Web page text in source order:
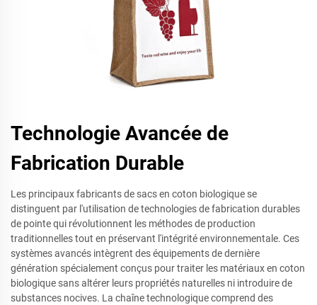
Technologie Avancée de
Fabrication Durable
Les principaux fabricants de sacs en coton biologique se
distinguent par l'utilisation de technologies de fabrication durables
de pointe qui révolutionnent les méthodes de production
traditionnelles tout en préservant l'intégrité environnementale. Ces
systèmes avancés intègrent des équipements de dernière
génération spécialement conçus pour traiter les matériaux en coton
biologique sans altérer leurs propriétés naturelles ni introduire de
substances nocives. La chaîne technologique comprend des